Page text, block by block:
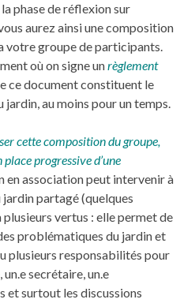
phase de réflexion sur
aurez ainsi une composition
votre groupe de participants.
où on signe unrèglement
ce document constituent le
au moins pour un temps.
cette composition du groupe,
progressive d’une
en association peut intervenir à
partagé (quelques
plusieurs vertus : elle permet de
problématiques du jardin et
plusieurs responsabilités pour
secrétaire, un.e
et surtout les discussions